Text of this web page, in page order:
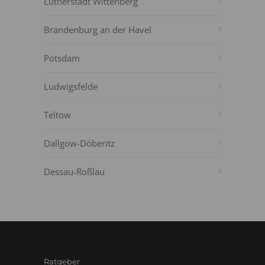
Brandenburg an der Havel
Potsdam
Ludwigsfelde
Teltow
Dallgow-Döberitz
Dessau-Roßlau
Ratgeber